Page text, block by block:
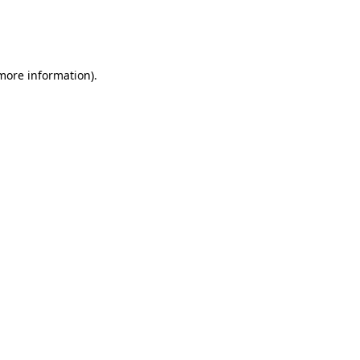
information).